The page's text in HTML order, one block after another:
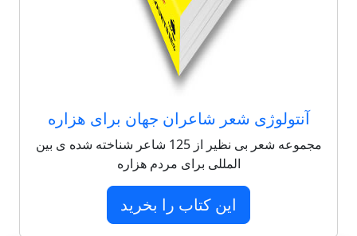
آنتولوژی شعر شاعران جهان برای هزاره
مجموعه شعر بی نظیر از 125 شاعر شناخته شده ی بین
المللی برای مردم هزاره
این کتاب را بخرید